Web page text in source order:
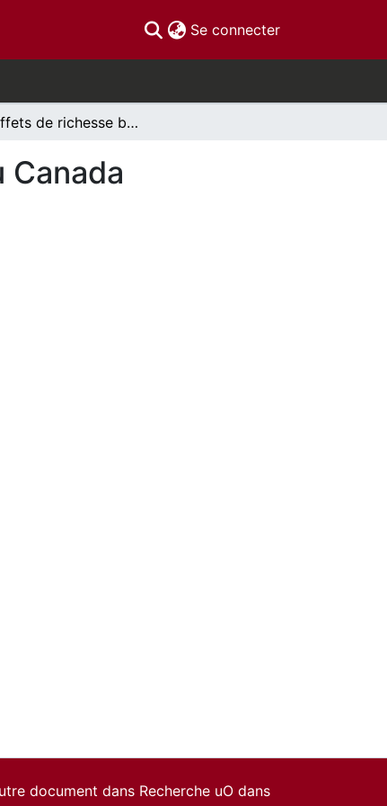
Se connecter(current)
Les effets de richesse boursière et immobilière au Canada
document dans Recherche uO dans